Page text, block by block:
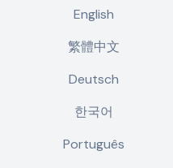
English
繁體中文
Deutsch
한국어
Português